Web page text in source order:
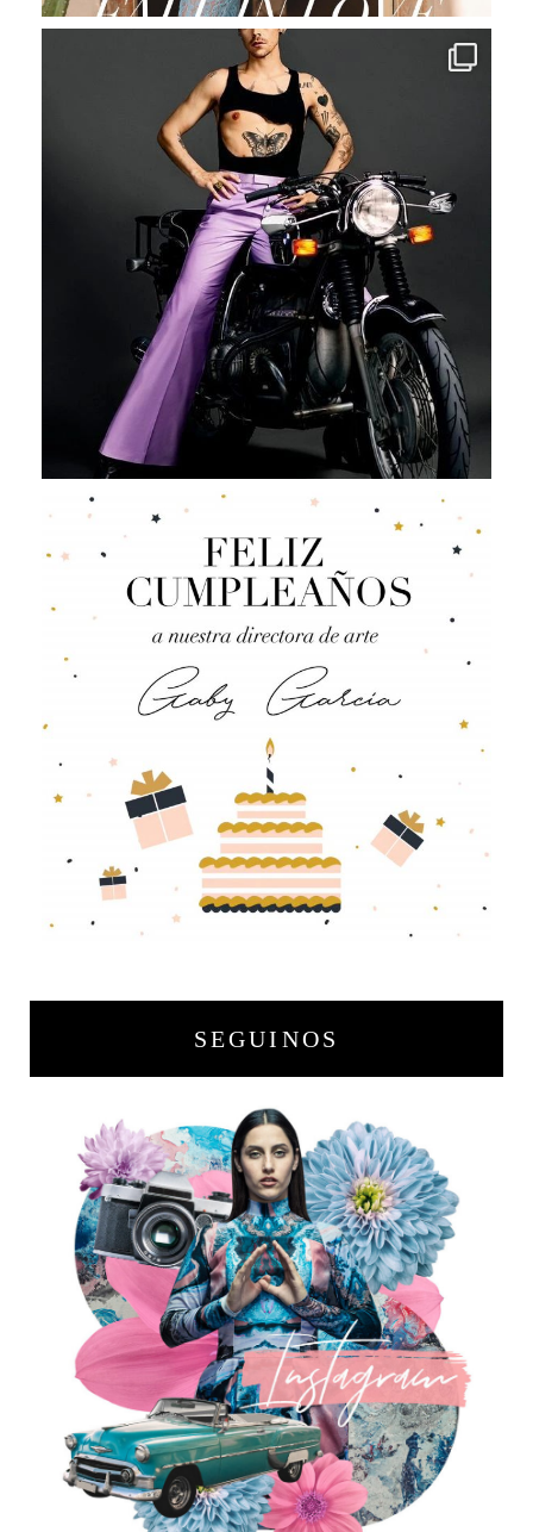
SEGUINOS